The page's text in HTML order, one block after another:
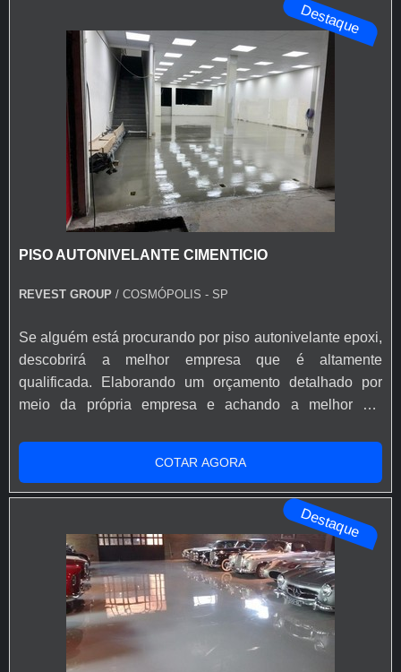
epoxi e autonivelante cimentício, garantin... Destaque
PISO AUTONIVELANTE CIMENTICIO
REVEST GROUP / COSMÓPOLIS - SP
Se alguém está procurando por piso autonivelante epoxi,
descobrirá a melhor empresa que é altamente
qualificada. Elaborando um orçamento detalhado por
meio da própria empresa e achando a melhor em
autonivelante epoxi, com a melhor mão de obra da
Revest Group obterá excelente custo-benefício com
atendimento para produtos em pequena escala.MAIS
INFORMAÇÕES RELEVANTES SOBRE PISO
AUTONIVEL...
COTAR AGORA
Destaque